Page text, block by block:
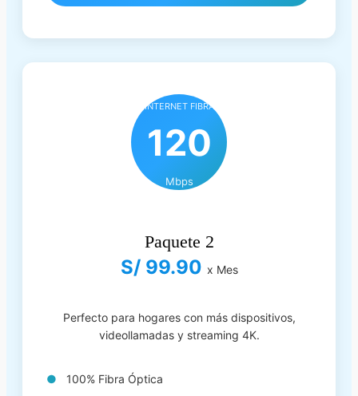
INTERNET FIBRA
120
Mbps
Paquete 2
S/ 99.90 x Mes
Perfecto para hogares con más dispositivos,
videollamadas y streaming 4K.
100% Fibra Óptica